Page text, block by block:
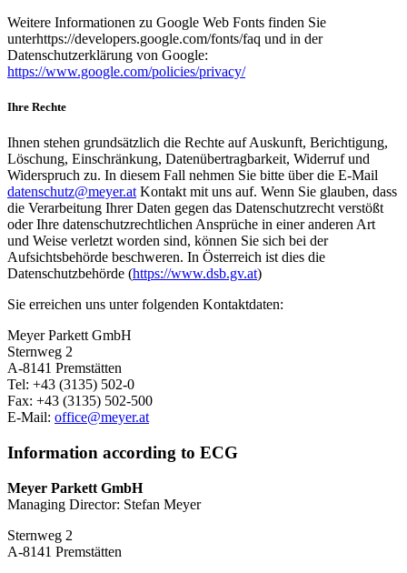
Weitere Informationen zu Google Web Fonts finden Sie
unterhttps://developers.google.com/fonts/faq und in der
Datenschutzerklärung von Google:
https://www.google.com/policies/privacy/
Ihre Rechte
Ihnen stehen grundsätzlich die Rechte auf Auskunft, Berichtigung,
Löschung, Einschränkung, Datenübertragbarkeit, Widerruf und
Widerspruch zu. In diesem Fall nehmen Sie bitte über die E-Mail
datenschutz@meyer.at Kontakt mit uns auf. Wenn Sie glauben, dass
die Verarbeitung Ihrer Daten gegen das Datenschutzrecht verstößt
oder Ihre datenschutzrechtlichen Ansprüche in einer anderen Art
und Weise verletzt worden sind, können Sie sich bei der
Aufsichtsbehörde beschweren. In Österreich ist dies die
Datenschutzbehörde (https://www.dsb.gv.at)
Sie erreichen uns unter folgenden Kontaktdaten:
Meyer Parkett GmbH
Sternweg 2
A-8141 Premstätten
Tel: +43 (3135) 502-0
Fax: +43 (3135) 502-500
E-Mail: office@meyer.at
Information according to ECG
Meyer Parkett GmbH
Managing Director: Stefan Meyer
Sternweg 2
A-8141 Premstätten